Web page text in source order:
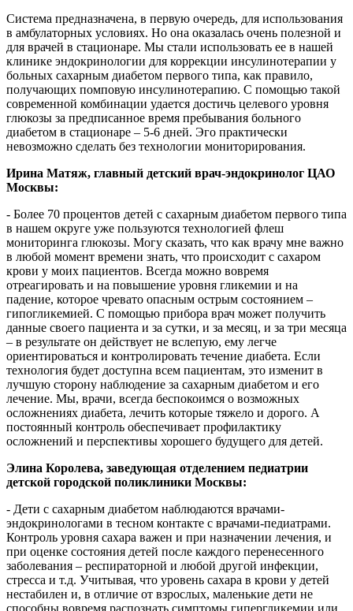
Система предназначена, в первую очередь, для использования
в амбулаторных условиях. Но она оказалась очень полезной и
для врачей в стационаре. Мы стали использовать ее в нашей
клинике эндокринологии для коррекции инсулинотерапии у
больных сахарным диабетом первого типа, как правило,
получающих помповую инсулинотерапию. С помощью такой
современной комбинации удается достичь целевого уровня
глюкозы за предписанное время пребывания больного
диабетом в стационаре – 5-6 дней. Эго практически
невозможно сделать без технологии мониторирования.
Ирина Матяж, главный детский врач-эндокринолог ЦАО
Москвы:
- Более 70 процентов детей с сахарным диабетом первого типа
в нашем округе уже пользуются технологией флеш
мониторинга глюкозы. Могу сказать, что как врачу мне важно
в любой момент времени знать, что происходит с сахаром
крови у моих пациентов. Всегда можно вовремя
отреагировать и на повышение уровня гликемии и на
падение, которое чревато опасным острым состоянием –
гипогликемией. С помощью прибора врач может получить
данные своего пациента и за сутки, и за месяц, и за три месяца
– в результате он действует не вслепую, ему легче
ориентироваться и контролировать течение диабета. Если
технология будет доступна всем пациентам, это изменит в
лучшую сторону наблюдение за сахарным диабетом и его
лечение. Мы, врачи, всегда беспокоимся о возможных
осложнениях диабета, лечить которые тяжело и дорого. А
постоянный контроль обеспечивает профилактику
осложнений и перспективы хорошего будущего для детей.
Элина Королева, заведующая отделением педиатрии
детской городской поликлиники Москвы:
- Дети с сахарным диабетом наблюдаются врачами-
эндокринологами в тесном контакте с врачами-педиатрами.
Контроль уровня сахара важен и при назначении лечения, и
при оценке состояния детей после каждого перенесенного
заболевания – респираторной и любой другой инфекции,
стресса и т.д. Учитывая, что уровень сахара в крови у детей
нестабилен и, в отличие от взрослых, маленькие дети не